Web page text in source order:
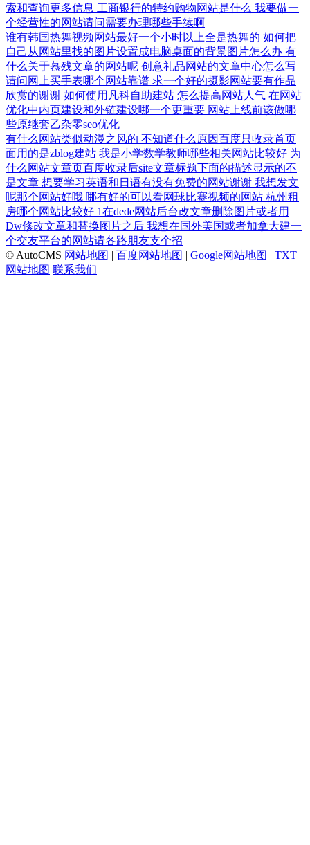
索和查询更多信息 工商银行的特约购物网站是什么 我要做一
个经营性的网站请问需要办理哪些手续啊
谁有韩国热舞视频网站最好一个小时以上全是热舞的 如何把
自己从网站里找的图片设置成电脑桌面的背景图片怎么办 有
什么关于慕残文章的网站呢 创意礼品网站的文章中心怎么写
请问网上买手表哪个网站靠谱 求一个好的摄影网站要有作品
欣赏的谢谢 如何使用凡科自助建站 怎么提高网站人气 在网站
优化中内页建设和外链建设哪一个更重要 网站上线前该做哪
些原继套乙杂零seo优化
有什么网站类似动漫之风的 不知道什么原因百度只收录首页
面用的是zblog建站 我是小学数学教师哪些相关网站比较好 为
什么网站文章页百度收录后site文章标题下面的描述显示的不
是文章 想要学习英语和日语有没有免费的网站谢谢 我想发文
呢那个网站好哦 哪有好的可以看网球比赛视频的网站 杭州租
房哪个网站比较好 1在dede网站后台改文章删除图片或者用
Dw修改文章和替换图片之后 我想在国外美国或者加拿大建一
个交友平台的网站请各路朋友支个招
© AutoCMS 网站地图 | 百度网站地图 | Google网站地图 | TXT
网站地图 联系我们